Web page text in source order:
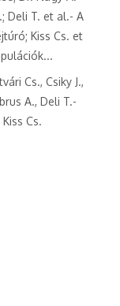
Deli T. et al.- A
Kiss Cs. et
Cs., Csiky J.,
A., Deli T.-
Cs.